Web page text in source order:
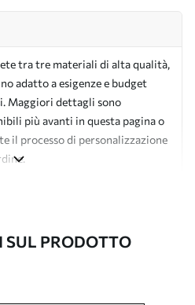
tra tre materiali di alta qualità,
adatto a esigenze e budget
Maggiori dettagli sono
più avanti in questa pagina o
il processo di personalizzazione
SUL PRODOTTO